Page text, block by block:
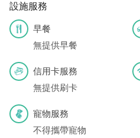
設施服務
早餐
無提供早餐
信用卡服務
無提供刷卡
寵物服務
不得攜帶寵物